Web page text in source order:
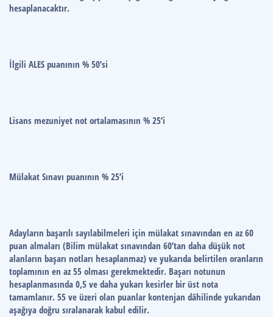
hesaplanacaktır.
İlgili ALES puanının % 50’si
Lisans mezuniyet not ortalamasının % 25’i
Mülakat Sınavı puanının % 25’i
Adayların başarılı sayılabilmeleri için mülakat sınavından en az 60
puan almaları (Bilim mülakat sınavından 60’tan daha düşük not
alanların başarı notları hesaplanmaz) ve yukarıda belirtilen oranların
toplamının en az 55 olması gerekmektedir. Başarı notunun
hesaplanmasında 0,5 ve daha yukarı kesirler bir üst nota
tamamlanır. 55 ve üzeri olan puanlar kontenjan dâhilinde yukarıdan
aşağıya doğru sıralanarak kabul edilir.